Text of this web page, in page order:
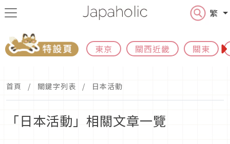
繁
東京 關西近畿 關東
首頁 關鍵字列表 日本活動
「日本活動」相關文章一覽